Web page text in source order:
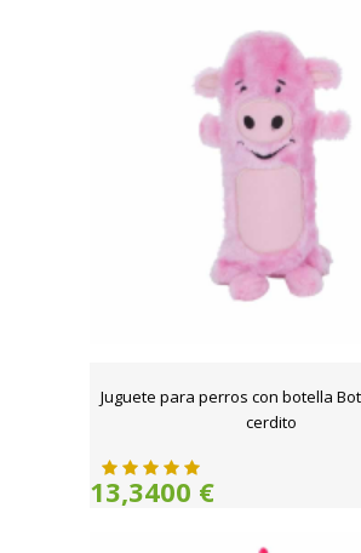
Juguete para perros con botella
cerdito
13,3400 €